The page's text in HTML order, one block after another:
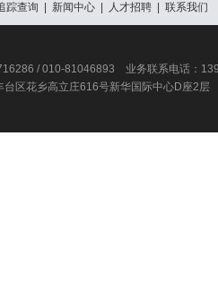
踪查询 新闻中心 人才招聘 联系我们
/ 010-81046893 业务联系电话：
台区花乡高立庄616号新华国际中心D座2层